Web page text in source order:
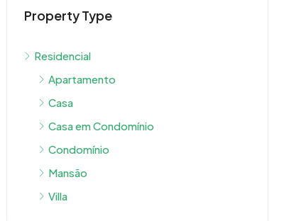
Property Type
Residencial
Apartamento
Casa
Casa em Condomínio
Condomínio
Mansão
Villa